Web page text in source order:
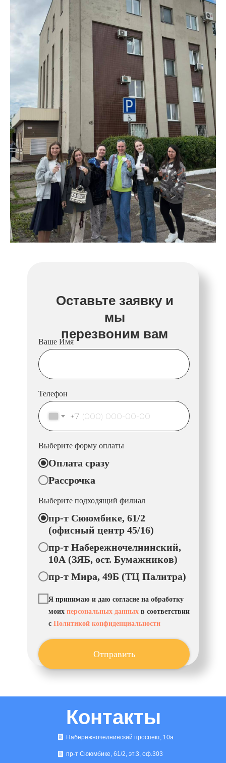
Оставьте заявку и
мы
перезвоним вам
Ваше Имя
Телефон
+7
Выберите форму оплаты
Оплата сразу
Рассрочка
Выберите подходящий филиал
пр-т Сююмбике, 61/2
(офисный центр 45/16)
пр-т Набережночелнинский,
10А (ЗЯБ, ост. Бумажников)
пр-т Мира, 49Б (ТЦ Палитра)
Я принимаю и даю согласие на обработку
моих персональных данных в соответствии
с Политикой конфиденциальности
Отправить
Контакты
Набережночелнинский проспект, 10а
пр-т Сююмбике, 61/2, эт.3, оф.303